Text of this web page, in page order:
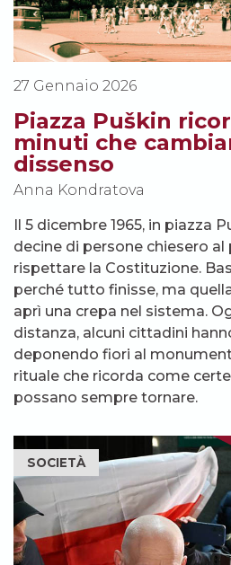
27 Gennaio 2026
Piazza Puškin
minuti che
dissenso
Anna Kondratova
Il 5 dicembre 1965, in piazza
decine di persone chiesero
rispettare la Costituzione.
perché tutto finisse, ma
aprì una crepa nel sistema.
distanza, alcuni cittadini
deponendo fiori al
rituale che ricorda come
possano sempre tornare.
SOCIETÀ